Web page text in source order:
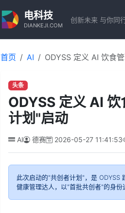
电科技
DIANKEJI.COM
创新未来 与你同
首页 AI ODYSS 定义 AI 饮食
头条
ODYSS 定义 AI
计划"启动
AI 德赛 2026-05-27 11:41:53
此次启动的"共创者计划"，是
健康管理达人，以"首批共创者"的身份